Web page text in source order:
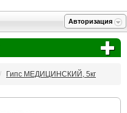
Авторизация
Гипс МЕДИЦИНСКИЙ, 5кг